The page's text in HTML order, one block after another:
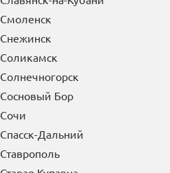
Сергиев Посад
Серов
Серпухов
Сибай
Симферополь
Славянск-на-Кубани
Смоленск
Снежинск
Соликамск